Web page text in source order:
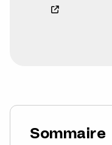
Sommaire